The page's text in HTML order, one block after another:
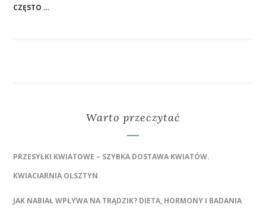
CZĘSTO …
Warto przeczytać
PRZESYŁKI KWIATOWE – SZYBKA DOSTAWA KWIATÓW.
KWIACIARNIA OLSZTYN
JAK NABIAŁ WPŁYWA NA TRĄDZIK? DIETA, HORMONY I BADANIA